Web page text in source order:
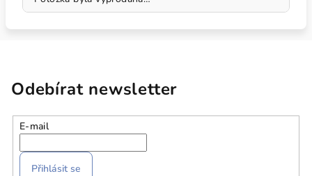
Odebírat newsletter
E-mail
Přihlásit se